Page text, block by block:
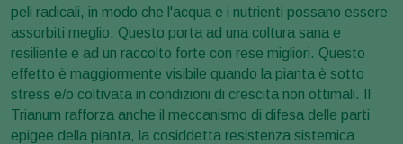
peli radicali, in modo che l'acqua e i nutrienti possano essere
assorbiti meglio. Questo porta ad una coltura sana e
resiliente e ad un raccolto forte con rese migliori. Questo
effetto è maggiormente visibile quando la pianta è sotto
stress e/o coltivata in condizioni di crescita non ottimali. Il
Trianum rafforza anche il meccanismo di difesa delle parti
epigee della pianta, la cosiddetta resistenza sistemica